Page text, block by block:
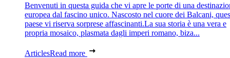
Benvenuti in questa guida che vi apre le porte di una
europea dal fascino unico. Nascosto nel cuore dei Balcani,
paese vi riserva sorprese affascinanti.La sua storia è una vera e
propria mosaico, plasmata dagli imperi romano, biza...
ArticlesRead more